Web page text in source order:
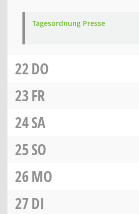
Tagesordnung Presse
22DO
23FR
24SA
25SO
26MO
27DI